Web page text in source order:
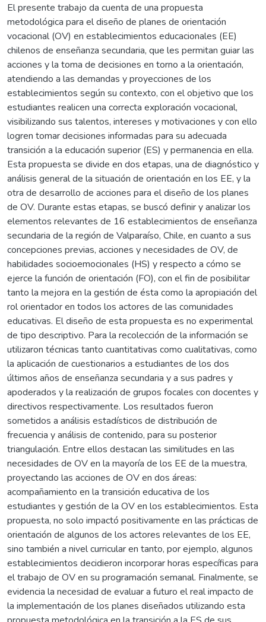
El presente trabajo da cuenta de una propuesta
metodológica para el diseño de planes de orientación
vocacional (OV) en establecimientos educacionales (EE)
chilenos de enseñanza secundaria, que les permitan guiar las
acciones y la toma de decisiones en torno a la orientación,
atendiendo a las demandas y proyecciones de los
establecimientos según su contexto, con el objetivo que los
estudiantes realicen una correcta exploración vocacional,
visibilizando sus talentos, intereses y motivaciones y con ello
logren tomar decisiones informadas para su adecuada
transición a la educación superior (ES) y permanencia en ella.
Esta propuesta se divide en dos etapas, una de diagnóstico y
análisis general de la situación de orientación en los EE, y la
otra de desarrollo de acciones para el diseño de los planes
de OV. Durante estas etapas, se buscó definir y analizar los
elementos relevantes de 16 establecimientos de enseñanza
secundaria de la región de Valparaíso, Chile, en cuanto a sus
concepciones previas, acciones y necesidades de OV, de
habilidades socioemocionales (HS) y respecto a cómo se
ejerce la función de orientación (FO), con el fin de posibilitar
tanto la mejora en la gestión de ésta como la apropiación del
rol orientador en todos los actores de las comunidades
educativas. El diseño de esta propuesta es no experimental
de tipo descriptivo. Para la recolección de la información se
utilizaron técnicas tanto cuantitativas como cualitativas, como
la aplicación de cuestionarios a estudiantes de los dos
últimos años de enseñanza secundaria y a sus padres y
apoderados y la realización de grupos focales con docentes y
directivos respectivamente. Los resultados fueron
sometidos a análisis estadísticos de distribución de
frecuencia y análisis de contenido, para su posterior
triangulación. Entre ellos destacan las similitudes en las
necesidades de OV en la mayoría de los EE de la muestra,
proyectando las acciones de OV en dos áreas:
acompañamiento en la transición educativa de los
estudiantes y gestión de la OV en los establecimientos. Esta
propuesta, no solo impactó positivamente en las prácticas de
orientación de algunos de los actores relevantes de los EE,
sino también a nivel curricular en tanto, por ejemplo, algunos
establecimientos decidieron incorporar horas específicas para
el trabajo de OV en su programación semanal. Finalmente, se
evidencia la necesidad de evaluar a futuro el real impacto de
la implementación de los planes diseñados utilizando esta